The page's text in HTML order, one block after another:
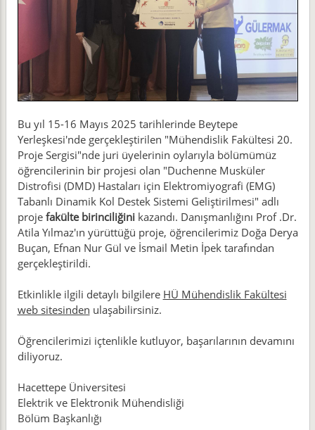
Bu yıl 15-16 Mayıs 2025 tarihlerinde Beytepe
Yerleşkesi'nde gerçekleştirilen "Mühendislik Fakültesi 20.
Proje Sergisi"nde juri üyelerinin oylarıyla bölümümüz
öğrencilerinin bir projesi olan "Duchenne Musküler
Distrofisi (DMD) Hastaları için Elektromiyografi (EMG)
Tabanlı Dinamik Kol Destek Sistemi Geliştirilmesi" adlı
proje fakülte birinciliğinikazandı. Danışmanlığını Prof .Dr.
Atila Yılmaz'ın yürüttüğü proje, öğrencilerimiz Doğa Derya
Buçan, Efnan Nur Gül ve İsmail Metin İpek tarafından
gerçekleştirildi.
Etkinlikle ilgili detaylı bilgilere HÜ Mühendislik Fakültesi
web sitesinden ulaşabilirsiniz.
Öğrencilerimizi içtenlikle kutluyor, başarılarının devamını
diliyoruz.
Hacettepe Üniversitesi
Elektrik ve Elektronik Mühendisliği
Bölüm Başkanlığı